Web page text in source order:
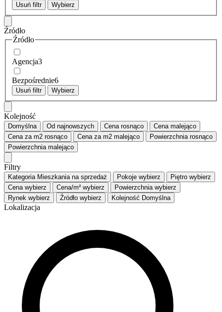
Usuń filtr Wybierz
Źródło
Źródło
Agencja3
Bezpośrednie6
Usuń filtr Wybierz
Kolejność
Domyślna Od najnowszych Cena rosnąco Cena malejąco
Cena za m2 rosnąco Cena za m2 malejąco Powierzchnia rosnąco
Powierzchnia malejąco
Filtry
Kategoria Mieszkania na sprzedaż Pokoje wybierz Piętro wybierz
Cena wybierz Cena/m² wybierz Powierzchnia wybierz
Rynek wybierz Źródło wybierz Kolejność Domyślna
Lokalizacja